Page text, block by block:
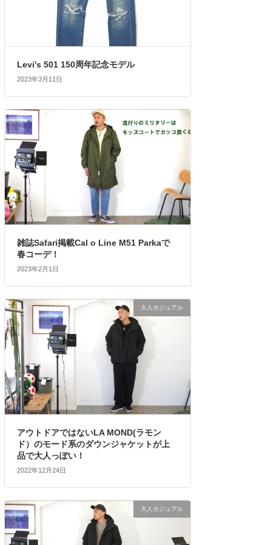
Levi's 501 150周年記念モデル
2023年3月11日
雑誌Safari掲載Cal o Line M51 Parkaで
春コーデ！
2023年2月1日
大人カジュアル
アウトドアではないLA MOND(ラモン
ド）のモード系のダウンジャケットが上
品で大人っぽい！
2022年12月24日
大人カジュアル